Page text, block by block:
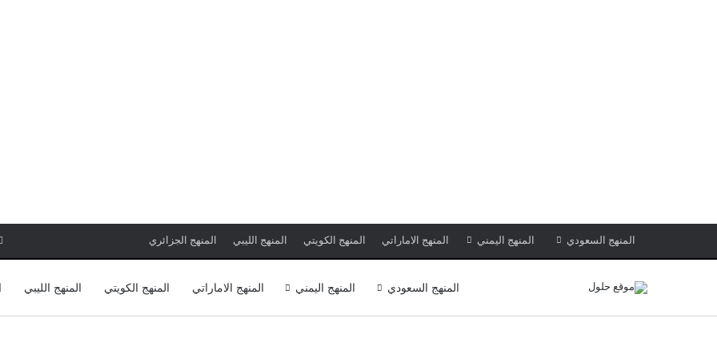
المنهج السعودي المنهج اليمني المنهج الاماراتي المنهج الكويتي المنهج الليبي المنهج الجزائري
المنهج السعودي المنهج اليمني المنهج الاماراتي المنهج الكويتي المنهج الليبي